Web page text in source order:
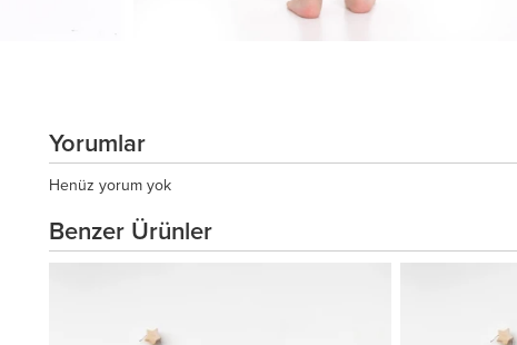
Yorumlar
Henüz yorum yok
Benzer Ürünler